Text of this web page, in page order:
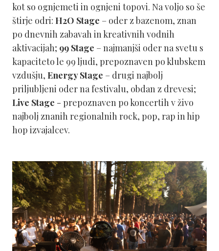
kot so ognjemeti in ognjeni topovi. Na voljo so še
štirje odri: H2O Stage – oder z bazenom, znan
po dnevnih zabavah in kreativnih vodnih
aktivacijah; 99 Stage – najmanjši oder na svetu s
kapaciteto le 99 ljudi, prepoznaven po klubskem
vzdušju, Energy Stage – drugi najbolj
priljubljeni oder na festivalu, obdan z drevesi;
Live Stage - prepoznaven po koncertih v živo
najbolj znanih regionalnih rock, pop, rap in hip
hop izvajalcev.